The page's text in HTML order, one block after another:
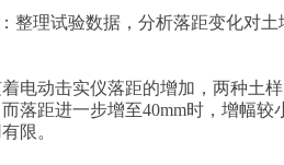
理试验数据，分析落距变化对土
动击实仪落距的增加，两种土样
落距进一步增至40mm时，增幅
限。